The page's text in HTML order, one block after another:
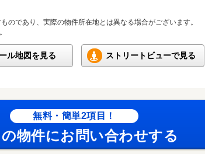
であり、実際の物件所在地とは異なる場合がございます。
ル地図を見る ストリートビューで見る
無料・簡単2項目！
物件にお問い合わせする